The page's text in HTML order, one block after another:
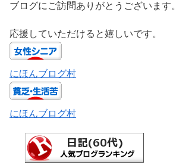
ブログにご訪問ありがとうございます。
応援していただけると嬉しいです。
にほんブログ村
にほんブログ村